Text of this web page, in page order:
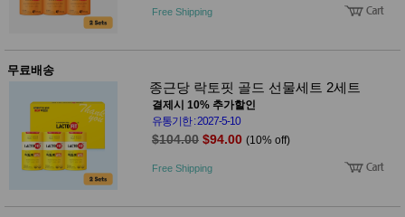
Free Shipping
무료배송
종근당 락토핏 골드 선물세트 2세트
결제시 10% 추가할인
유통기한 : 2027-5-10
$104.00 $94.00 (10% off)
Free Shipping